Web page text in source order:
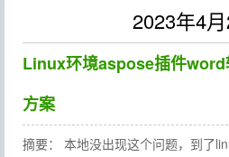
2023年4
Linux环境aspose插件
方案
摘要： 本地没出现这个问题，到了